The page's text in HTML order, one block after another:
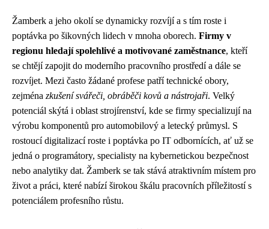
Žamberk a jeho okolí se dynamicky rozvíjí a s tím roste i
poptávka po šikovných lidech v mnoha oborech. Firmy v
regionu hledají spolehlivé a motivované zaměstnance, kteří
se chtějí zapojit do moderního pracovního prostředí a dále se
rozvíjet. Mezi často žádané profese patří technické obory,
zejména zkušení svářeči, obráběči kovů a nástrojaři. Velký
potenciál skýtá i oblast strojírenství, kde se firmy specializují na
výrobu komponentů pro automobilový a letecký průmysl. S
rostoucí digitalizací roste i poptávka po IT odbornících, ať už se
jedná o programátory, specialisty na kybernetickou bezpečnost
nebo analytiky dat. Žamberk se tak stává atraktivním místem pro
život a práci, které nabízí širokou škálu pracovních příležitostí s
potenciálem profesního růstu.